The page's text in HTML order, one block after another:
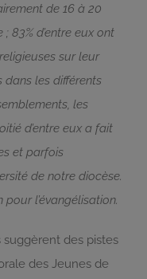
de 16 à 20
83% d’entre eux ont
sur leur
dans les différents
les
d’entre eux a fait
et parfois
de notre diocèse.
l’évangélisation.
des pistes
des Jeunes de